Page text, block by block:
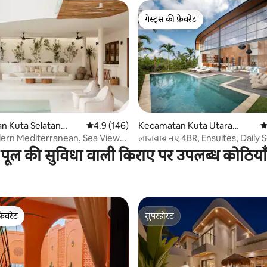
Kuta Selatan
औसत रेटिंग 5 में से 4.9, 146 समीक्षाएँ
4.9 (146)
Mediterranean, Sea View
गेस्ट्स की फ़ेवरेट
गेस्ट्स की फ़ेवरेट
Kecamatan Kuta Utara
में कोठी
लाजवाब नए 4BR, Ensuites, Daily
Cafes/Rest
पूल की सुविधा वाली किराए पर उपलब्ध कोठियाँ
सुपरहोस्ट
सुपरहोस्ट